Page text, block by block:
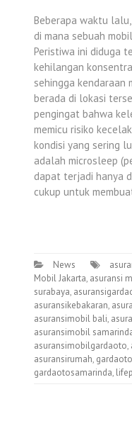
Beberapa waktu
di mana sebuah
Peristiwa ini diduga
kehilangan
sehingga kendaraan
berada di lokasi
pengingat bahwa
memicu risiko
kondisi yang sering
adalah microsleep
dapat terjadi hanya
cukup untuk
News
Mobil Jakarta, asuransi
surabaya,
asuransikebakaran,
asuransimobil bali,
asuransimobil
asuransimobilgardaoto,
asuransirumah, gardaoto
gardaotosamarinda,